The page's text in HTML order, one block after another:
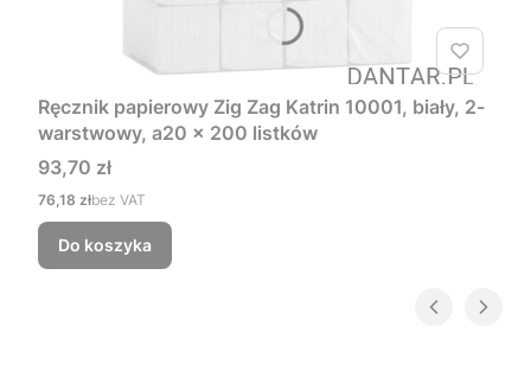
Ręcznik papierowy Zig Zag Katrin 10001, biały, 2-
warstwowy, a20 x 200 listków
Cena
93,70 zł
Cena
76,18 złbez VAT
Do koszyka